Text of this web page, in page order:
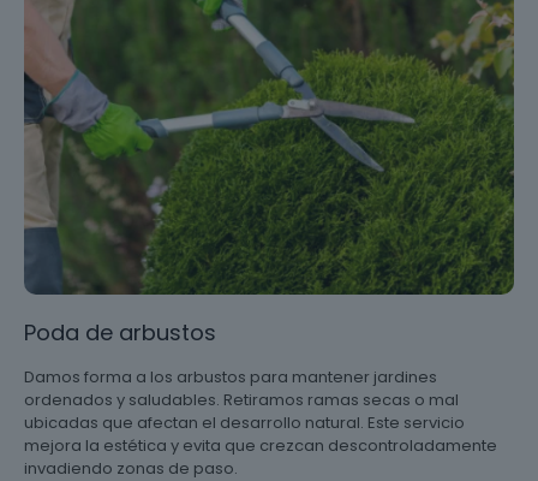
Poda de arbustos
Damos forma a los arbustos para mantener jardines
ordenados y saludables. Retiramos ramas secas o mal
ubicadas que afectan el desarrollo natural. Este servicio
mejora la estética y evita que crezcan descontroladamente
invadiendo zonas de paso.